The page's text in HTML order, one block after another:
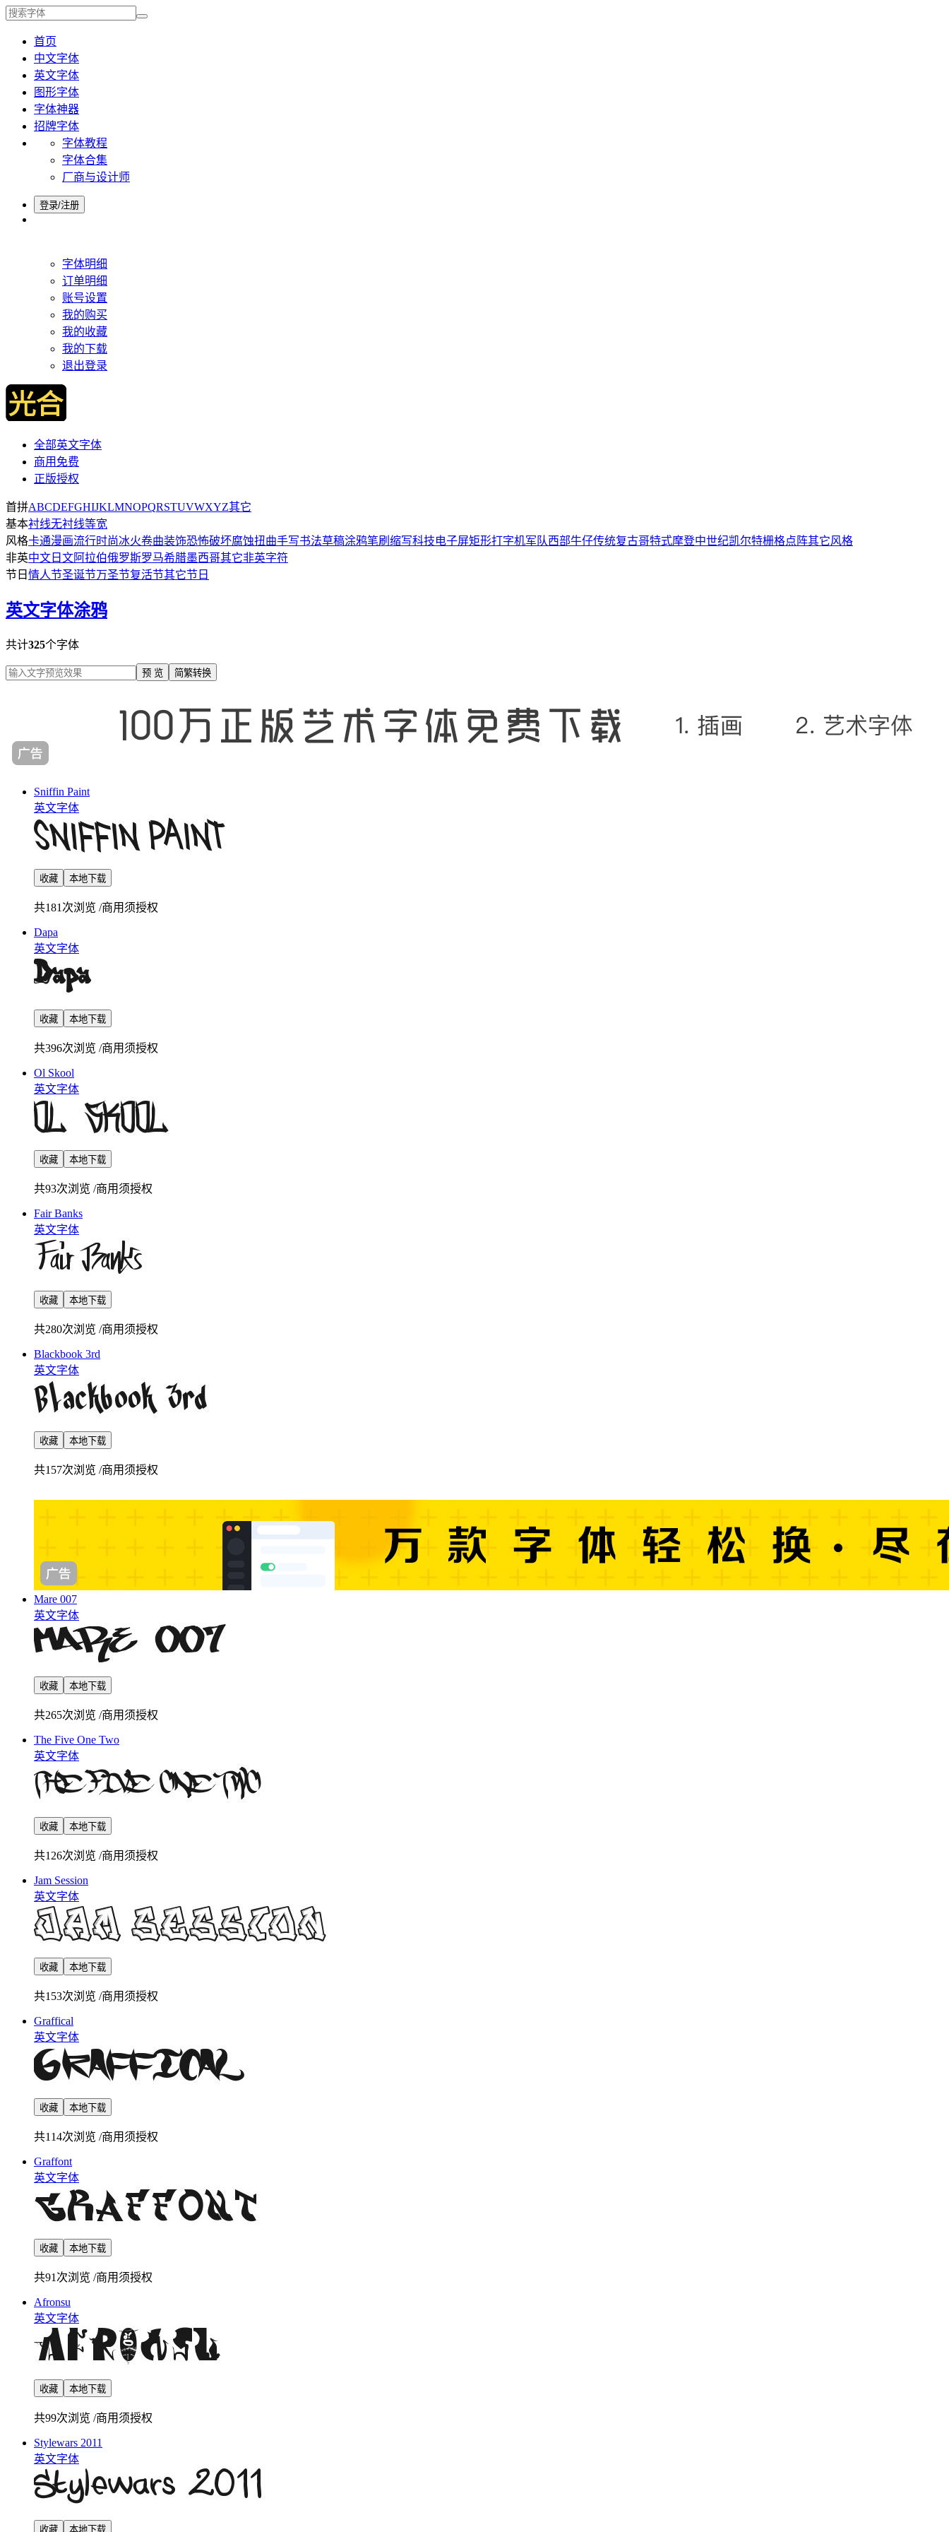
首页
中文字体
英文字体
图形字体
字体神器
招牌字体
字体教程
字体合集
厂商与设计师
登录/注册
字体明细
订单明细
账号设置
我的购买
我的收藏
我的下载
退出登录
全部英文字体
商用免费
正版授权
首拼ABCDEFGHIJKLMNOPQRSTUVWXYZ其它
基本衬线无衬线等宽
风格卡通漫画流行时尚冰火卷曲装饰恐怖破坏腐蚀扭曲手写书法草稿涂鸦笔刷 缩写科技电子屏矩形打字机军队西部牛仔传统复古哥特式摩登中世纪凯尔特栅格点阵其它风格
非英中文日文阿拉伯俄罗斯罗马希腊墨西哥其它非英字符
节日 情人节圣诞节万圣节复活节其它节日
英文字体涂鸦
共计325个字体
预 览 简繁转换
Sniffin Paint
英文字体
收藏 本地下载
共181次浏览 /商用须授权
Dapa
英文字体
收藏 本地下载
共396次浏览 /商用须授权
Ol Skool
英文字体
收藏 本地下载
共93次浏览 /商用须授权
Fair Banks
英文字体
收藏 本地下载
共280次浏览 /商用须授权
Blackbook 3rd
英文字体
收藏 本地下载
共157次浏览 /商用须授权
Mare 007
英文字体
收藏 本地下载
共265次浏览 /商用须授权
The Five One Two
英文字体
收藏 本地下载
共126次浏览 /商用须授权
Jam Session
英文字体
收藏 本地下载
共153次浏览 /商用须授权
Graffical
英文字体
收藏 本地下载
共114次浏览 /商用须授权
Graffont
英文字体
收藏 本地下载
共91次浏览 /商用须授权
Afronsu
英文字体
收藏 本地下载
共99次浏览 /商用须授权
Stylewars 2011
英文字体
收藏 本地下载